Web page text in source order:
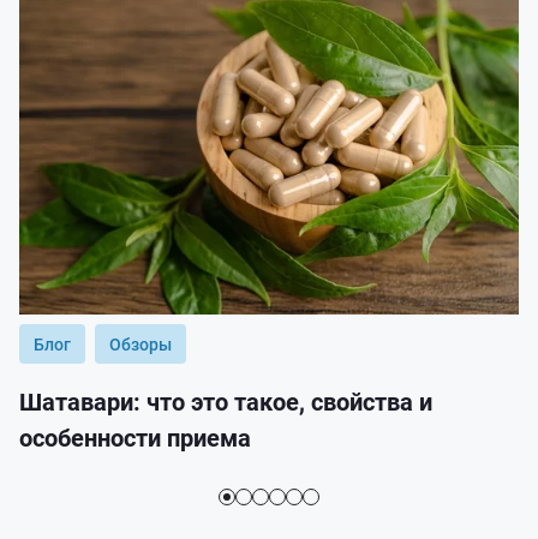
Блог Обзоры
Шатавари: что это такое, свойства и
особенности приема